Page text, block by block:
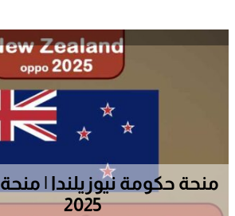
منحة حكومة نيوزيلندا |
2025